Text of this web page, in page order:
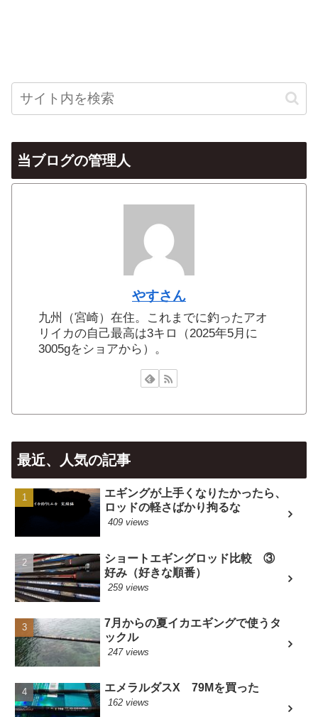
当ブログの管理人
やすさん
九州（宮崎）在住。これまでに釣ったアオ
リイカの自己最高は3キロ（2025年5月に
3005gをショアから）。
最近、人気の記事
エギングが上手くなりたかったら、
ロッドの軽さばかり拘るな
409 views
ショートエギングロッド比較 ③
好み（好きな順番）
259 views
7月からの夏イカエギングで使うタ
ックル
247 views
エメラルダスX 79Mを買った
162 views